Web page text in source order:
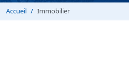
Accueil Immobilier